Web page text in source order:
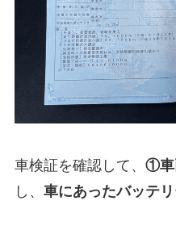
車検証を確認して、 ①
し、 車にあったバッテ